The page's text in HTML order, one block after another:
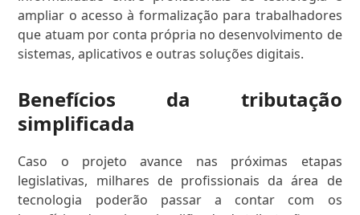
ampliar o acesso à formalização para trabalhadores
que atuam por conta própria no desenvolvimento de
sistemas, aplicativos e outras soluções digitais.
Benefícios da tributação
simplificada
Caso o projeto avance nas próximas etapas
legislativas, milhares de profissionais da área de
tecnologia poderão passar a contar com os